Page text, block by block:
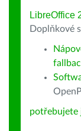
LibreOffice
Doplňkové
potřebujete